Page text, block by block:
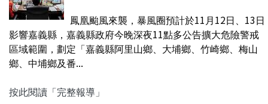
鳳凰颱風來襲，暴風圈預計於11月12日、13日
影響嘉義縣，嘉義縣政府今晚深夜11點多公告擴大危險警戒
區域範圍，劃定「嘉義縣阿里山鄉、大埔鄉、竹崎鄉、梅山
鄉、中埔鄉及番...
按此閱讀「完整報導」